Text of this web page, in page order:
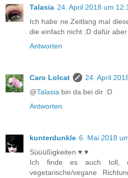
Talasia 24. April 2018 um
Ich habe ne Zeitlang mal
die einfach nicht :D dafür
Antworten
Caro Lolcat
24. April
@Talasia bin da bei dir :D
Antworten
kunterdunkle 6. Mai 2018
Süüüßigkeiten ♥.♥
Ich finde es auch toll,
vegetarische/vegane